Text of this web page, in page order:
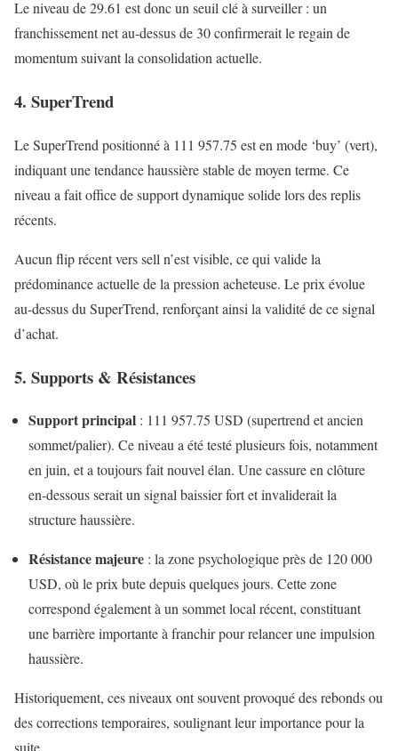
Le niveau de 29.61 est donc un seuil clé à surveiller : un
franchissement net au-dessus de 30 confirmerait le regain de
momentum suivant la consolidation actuelle.
4. SuperTrend
Le SuperTrend positionné à 111 957.75 est en mode ‘buy’ (vert),
indiquant une tendance haussière stable de moyen terme. Ce
niveau a fait office de support dynamique solide lors des replis
récents.
Aucun flip récent vers sell n’est visible, ce qui valide la
prédominance actuelle de la pression acheteuse. Le prix évolue
au-dessus du SuperTrend, renforçant ainsi la validité de ce signal
d’achat.
5. Supports & Résistances
Support principal : 111 957.75 USD (supertrend et ancien
sommet/palier). Ce niveau a été testé plusieurs fois, notamment
en juin, et a toujours fait nouvel élan. Une cassure en clôture
en-dessous serait un signal baissier fort et invaliderait la
structure haussière.
Résistance majeure : la zone psychologique près de 120 000
USD, où le prix bute depuis quelques jours. Cette zone
correspond également à un sommet local récent, constituant
une barrière importante à franchir pour relancer une impulsion
haussière.
Historiquement, ces niveaux ont souvent provoqué des rebonds ou
des corrections temporaires, soulignant leur importance pour la
suite.